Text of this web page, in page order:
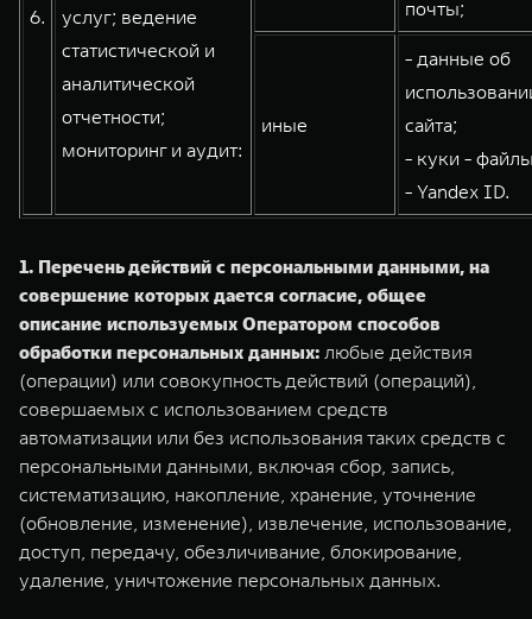
6.
услуг; ведение
статистической и
аналитической
отчетности;
мониторинг и аудит:
почты;
иные
- данные об
сайта;
- куки -
- Yandex ID.
1. Перечень действий с персональными данными, на
совершение которых дается согласие, общее
описание используемых Оператором способов
обработки персональных данных: любые действия
(операции) или совокупность действий (операций),
совершаемых с использованием средств
автоматизации или без использования таких средств с
персональными данными, включая сбор, запись,
систематизацию, накопление, хранение, уточнение
(обновление, изменение), извлечение, использование,
доступ, передачу, обезличивание, блокирование,
удаление, уничтожение персональных данных.